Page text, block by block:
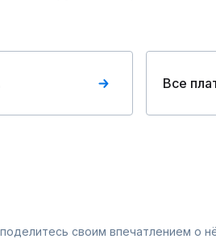
Все
своим впечатлением о